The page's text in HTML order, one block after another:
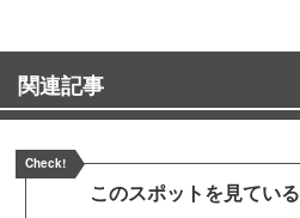
関連記事
Check!
このスポットを見ている